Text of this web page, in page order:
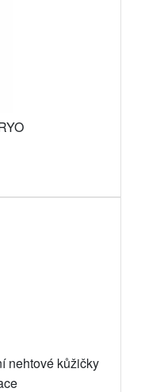
nehtové kůžičky